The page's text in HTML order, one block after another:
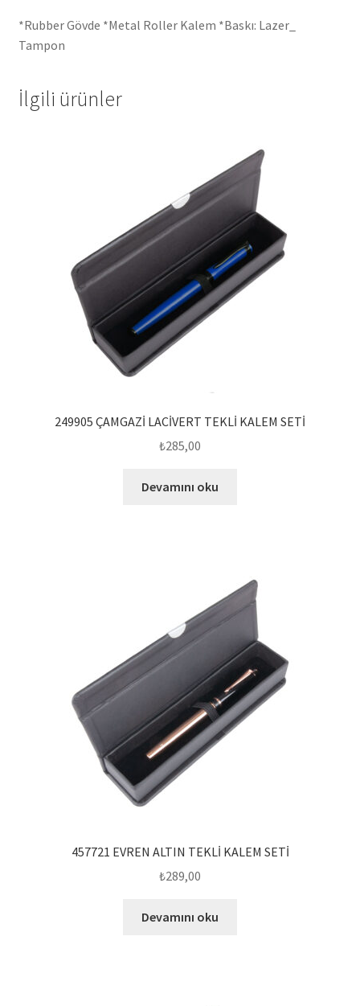
*Rubber Gövde *Metal Roller Kalem *Baskı: Lazer_
Tampon
İlgili ürünler
249905 ÇAMGAZİ LACİVERT TEKLİ KALEM SETİ
₺285,00
Devamını oku
457721 EVREN ALTIN TEKLİ KALEM SETİ
₺289,00
Devamını oku